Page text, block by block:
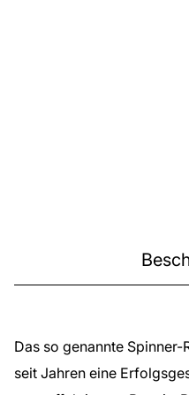
Das so genannte
seit Jahren eine